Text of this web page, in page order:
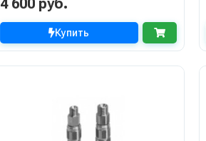
4 600 руб.
Купить